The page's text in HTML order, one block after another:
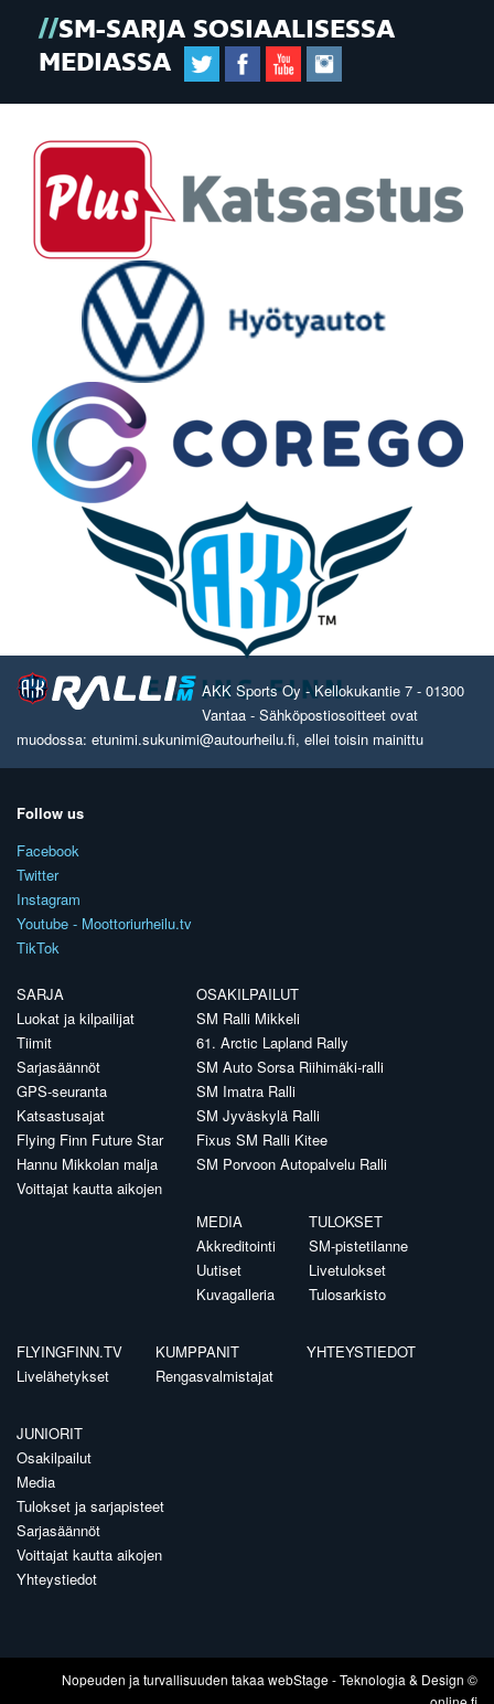
SM-SARJA SOSIAALISESSA
MEDIASSA
AKK Sports Oy - Kellokukantie 7 - 01300
Vantaa - Sähköpostiosoitteet ovat
muodossa: etunimi.sukunimi@autourheilu.fi, ellei toisin mainittu
Follow us
Facebook
Twitter
Instagram
Youtube - Moottoriurheilu.tv
TikTok
SARJA
Luokat ja kilpailijat
Tiimit
Sarjasäännöt
GPS-seuranta
Katsastusajat
Flying Finn Future Star
Hannu Mikkolan malja
Voittajat kautta aikojen
OSAKILPAILUT
SM Ralli Mikkeli
61. Arctic Lapland Rally
SM Auto Sorsa Riihimäki-ralli
SM Imatra Ralli
SM Jyväskylä Ralli
Fixus SM Ralli Kitee
SM Porvoon Autopalvelu Ralli
MEDIA
Akkreditointi
Uutiset
Kuvagalleria
TULOKSET
SM-pistetilanne
Livetulokset
Tulosarkisto
FLYINGFINN.TV
Livelähetykset
KUMPPANIT
Rengasvalmistajat
YHTEYSTIEDOT
JUNIORIT
Osakilpailut
Media
Tulokset ja sarjapisteet
Sarjasäännöt
Voittajat kautta aikojen
Yhteystiedot
Nopeuden ja turvallisuuden takaawebStage- Teknologia & Design ©